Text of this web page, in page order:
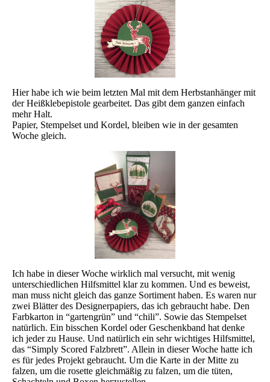
Hier habe ich wie beim letzten Mal mit dem Herbstanhänger mit
der Heißklebepistole gearbeitet. Das gibt dem ganzen einfach
mehr Halt.
Papier, Stempelset und Kordel, bleiben wie in der gesamten
Woche gleich.
Ich habe in dieser Woche wirklich mal versucht, mit wenig
unterschiedlichen Hilfsmittel klar zu kommen. Und es beweist,
man muss nicht gleich das ganze Sortiment haben. Es waren nur
zwei Blätter des Designerpapiers, das ich gebraucht habe. Den
Farbkarton in “gartengrün” und “chili”. Sowie das Stempelset
natürlich. Ein bisschen Kordel oder Geschenkband hat denke
ich jeder zu Hause. Und natürlich ein sehr wichtiges Hilfsmittel,
das “Simply Scored Falzbrett”. Allein in dieser Woche hatte ich
es für jedes Projekt gebraucht. Um die Karte in der Mitte zu
falzen, um die rosette gleichmäßig zu falzen, um die tüten,